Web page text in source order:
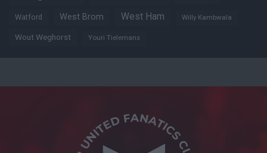
Watford West Brom West Ham Willy Kambwala
Wout Weghorst Youri Tielemans